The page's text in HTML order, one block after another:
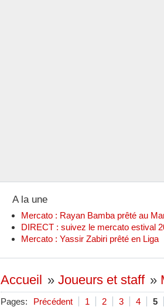
A la une
Mercato : Rayan Bamba prêté au
DIRECT : suivez le mercato estival
Mercato : Yassir Zabiri prêté en Liga
Accueil » Joueurs et staff »
Pages: Précédent 1 2 3 4 5